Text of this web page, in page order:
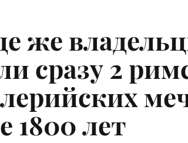
же
сразу 2
1800 лет